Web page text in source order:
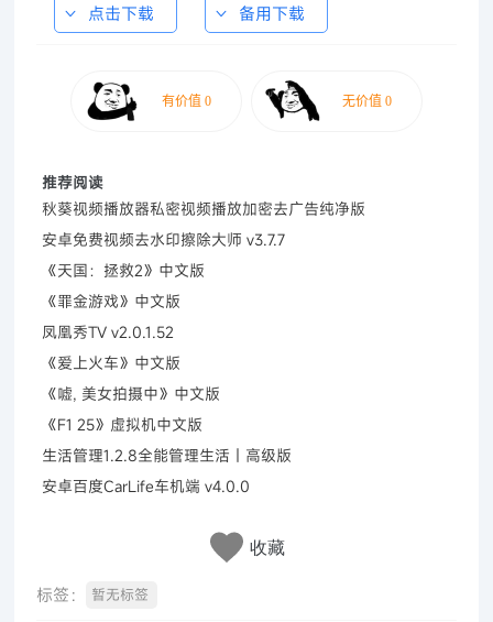
点击下载 备用下载
推荐阅读
秋葵视频播放器私密视频播放加密去广告纯净版
安卓免费视频去水印擦除大师 v3.7.7
《天国：拯救2》中文版
《罪金游戏》中文版
凤凰秀TV v2.0.1.52
《爱上火车》中文版
《嘘, 美女拍摄中》中文版
《F1 25》虚拟机中文版
生活管理1.2.8全能管理生活｜高级版
安卓百度CarLife车机端 v4.0.0
收藏
标签： 暂无标签